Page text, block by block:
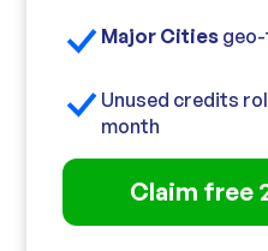
Major Cities
Unused credits
month
Claim free